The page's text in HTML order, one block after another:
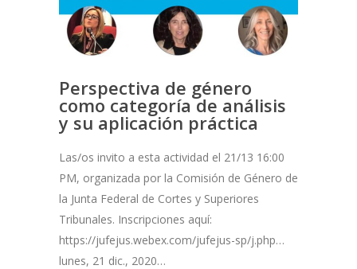
Perspectiva de género
como categoría de análisis
y su aplicación práctica
Las/os invito a esta actividad el 21/13 16:00
PM, organizada por la Comisión de Género de
la Junta Federal de Cortes y Superiores
Tribunales. Inscripciones aquí:
https://jufejus.webex.com/jufejus-sp/j.php…
lunes, 21 dic., 2020…